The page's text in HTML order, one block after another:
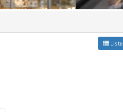
Liste